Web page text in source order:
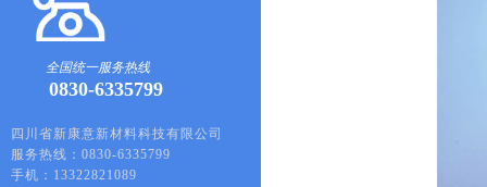
四川省新康意新材料科技有限公司
服务热线：0830-6335799
手机：13322821089
全国统一服务热线
0830-6335799